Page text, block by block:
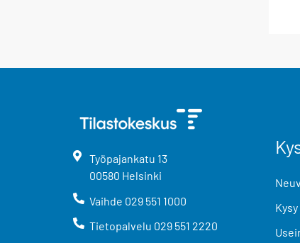
Työpajankatu 13
00580 Helsinki
Vaihde 029 551 1000
Tietopalvelu 029 551 2220